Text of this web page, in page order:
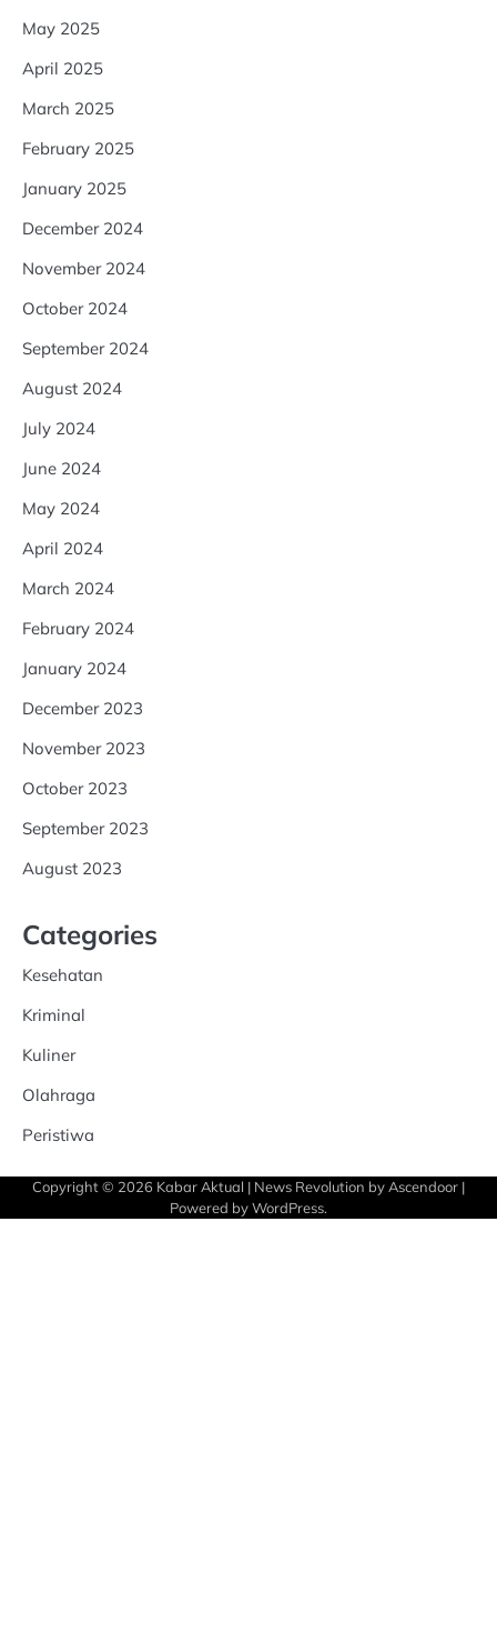
May 2025
April 2025
March 2025
February 2025
January 2025
December 2024
November 2024
October 2024
September 2024
August 2024
July 2024
June 2024
May 2024
April 2024
March 2024
February 2024
January 2024
December 2023
November 2023
October 2023
September 2023
August 2023
Categories
Kesehatan
Kriminal
Kuliner
Olahraga
Peristiwa
Copyright © 2026 Kabar Aktual | News Revolution by Ascendoor |
Powered byWordPress.